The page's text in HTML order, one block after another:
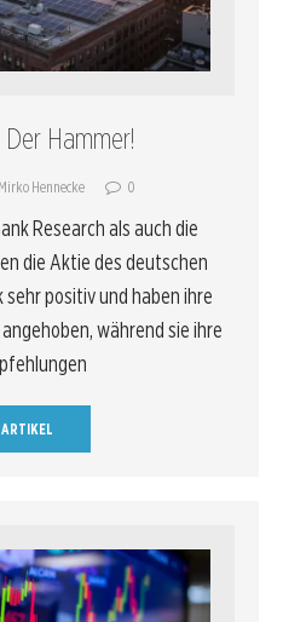
Hammer!
Mirko Hennecke 0
Research als auch die
die Aktie des deutschen
positiv und haben ihre
während sie ihre